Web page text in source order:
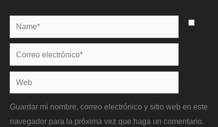
Name*
Correo
electrónico*
Web
Guardar mi nombre, correo electrónico y sitio web en este
navegador para la próxima vez que haga un comentario.